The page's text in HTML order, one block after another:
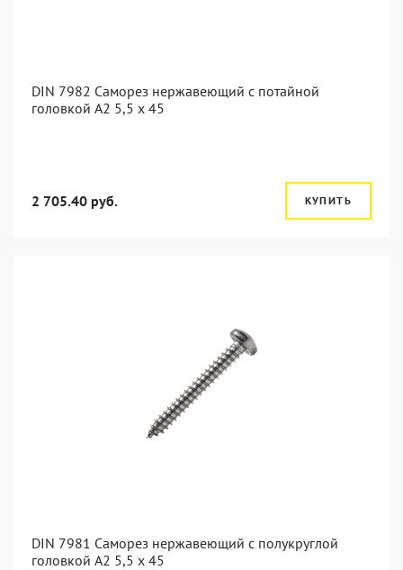
DIN 7982 Саморез нержавеющий с потайной
головкой А2 5,5 x 45
2 705.40 руб. КУПИТЬ
DIN 7981 Саморез нержавеющий с полукруглой
головкой А2 5,5 x 45